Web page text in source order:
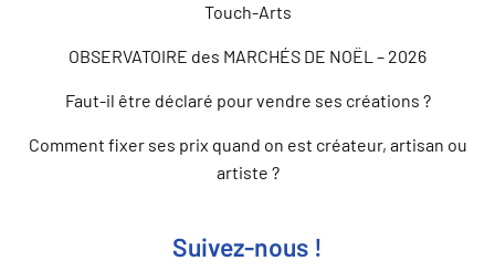
Touch-Arts
OBSERVATOIRE des MARCHÉS DE NOËL – 2026
Faut-il être déclaré pour vendre ses créations ?
Comment fixer ses prix quand on est créateur, artisan ou
artiste ?
Suivez-nous !